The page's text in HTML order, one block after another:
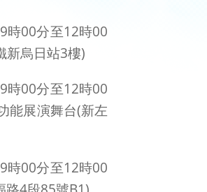
時00分至12時00
新烏日站3樓)
時00分至12時00
能展演舞台(新左
時00分至12時00